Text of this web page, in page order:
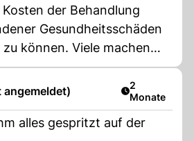
der Behandlung
Gesundheitsschäden
können. Viele machen
kaputt, schöne Welt und
Artikel
2
Monate
alles gespritzt auf der